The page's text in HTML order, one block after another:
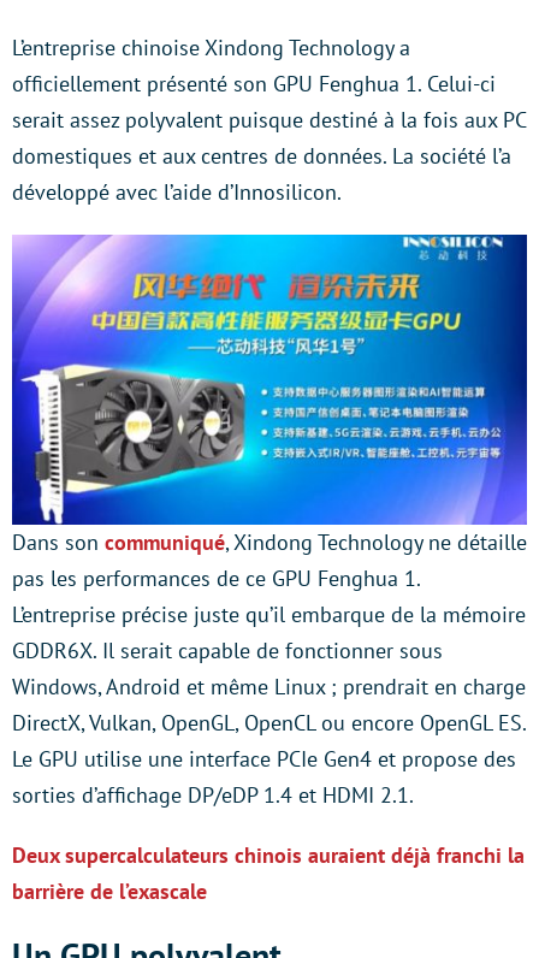
L’entreprise chinoise Xindong Technology a
officiellement présenté son GPU Fenghua 1. Celui-ci
serait assez polyvalent puisque destiné à la fois aux PC
domestiques et aux centres de données. La société l’a
développé avec l’aide d’Innosilicon.
Dans son communiqué, Xindong Technology ne détaille
pas les performances de ce GPU Fenghua 1.
L’entreprise précise juste qu’il embarque de la mémoire
GDDR6X. Il serait capable de fonctionner sous
Windows, Android et même Linux ; prendrait en charge
DirectX, Vulkan, OpenGL, OpenCL ou encore OpenGL ES.
Le GPU utilise une interface PCIe Gen4 et propose des
sorties d’affichage DP/eDP 1.4 et HDMI 2.1.
Deux supercalculateurs chinois auraient déjà franchi la
barrière de l’exascale